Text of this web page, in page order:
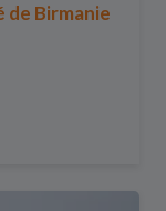
de Birmanie